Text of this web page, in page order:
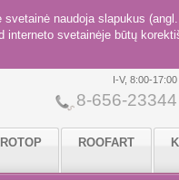
svetainė naudoja slapukus
interneto svetainėje būtų
I-V, 8:00-17:00
8-656-23344
ROOFART